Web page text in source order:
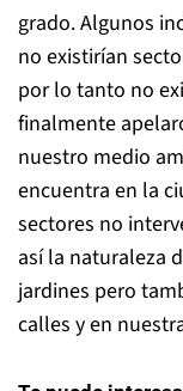
grado. Algunos
no existirían
por lo tanto no
finalmente
nuestro medio
encuentra en la
sectores no
así la naturaleza
jardines pero
calles y en